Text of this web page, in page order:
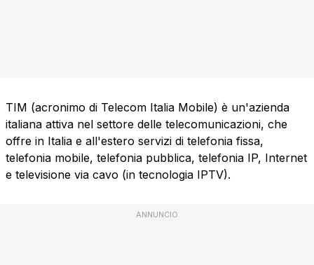
TIM (acronimo di Telecom Italia Mobile) è un'azienda
italiana attiva nel settore delle telecomunicazioni, che
offre in Italia e all'estero servizi di telefonia fissa,
telefonia mobile, telefonia pubblica, telefonia IP, Internet
e televisione via cavo (in tecnologia IPTV).
ANNUNCIO